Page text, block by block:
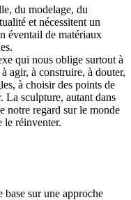
du modelage, du
et nécessitent un
éventail de matériaux
qui nous oblige surtout à
agir, à construire, à douter,
à choisir des points de
La sculpture, autant dans
notre regard sur le monde
le réinventer.
base sur une approche